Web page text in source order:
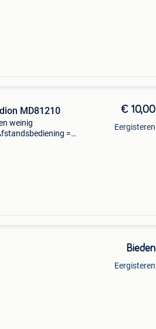
MD81210
weinig
=
€ 10,00
Eergisteren
Bieden
Eergisteren